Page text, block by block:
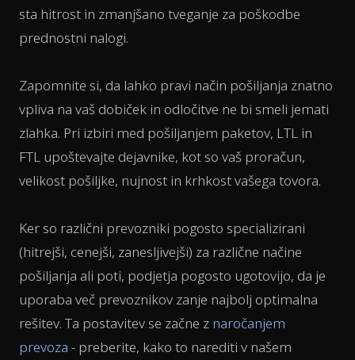
sta hitrost in zmanjšano tveganje za poškodbe
prednostni nalogi.
Zapomnite si, da lahko pravi način pošiljanja znatno
vpliva na vaš dobiček in odločitve ne bi smeli jemati
zlahka. Pri izbiri med pošiljanjem paketov, LTL in
FTL upoštevajte dejavnike, kot so vaš proračun,
velikost pošiljke, nujnost in krhkost vašega tovora.
Ker so različni prevozniki pogosto specializirani
(hitrejši, cenejši, zanesljivejši) za različne načine
pošiljanja ali poti, podjetja pogosto ugotovijo, da je
uporaba več prevoznikov zanje najbolj optimalna
rešitev. Ta postavitev se začne z naročanjem
prevoza - preberite, kako to narediti v našem